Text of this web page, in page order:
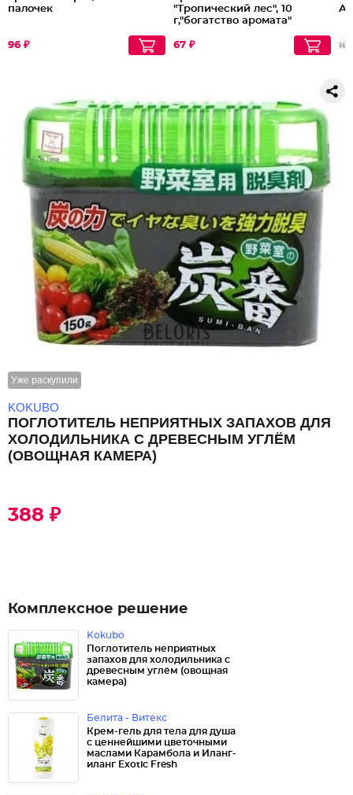
палочек
96 ₽
"Тропический лес", 10
г,"богатство аромата"
67 ₽ 197
Уже раскупили
KOKUBO
ПОГЛОТИТЕЛЬ НЕПРИЯТНЫХ ЗАПАХОВ ДЛЯ
ХОЛОДИЛЬНИКА С ДРЕВЕСНЫМ УГЛЁМ
(ОВОЩНАЯ КАМЕРА)
388 ₽
Комплексное решение
Kokubo
Поглотитель неприятных
запахов для холодильника с
древесным углём (овощная
камера)
Белита - Витекс
Крем-гель для тела для душа
с ценнейшими цветочными
маслами Карамбола и Иланг-
иланг Exotic Fresh